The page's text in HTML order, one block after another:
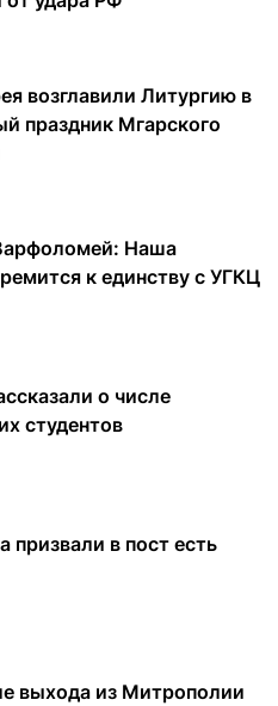
возглавили Литургию в
праздник Мгарского
Наша
к единству с УГКЦ
о числе
студентов
призвали в пост есть
выхода из Митрополии